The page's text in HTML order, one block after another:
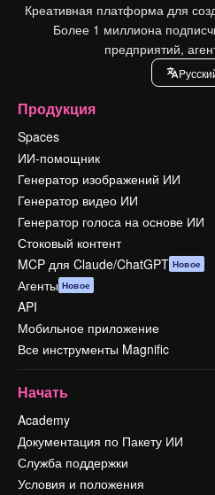
Креативная платформа для
Более 1 миллиона
предприятий,
Продукция
Spaces
ИИ-помощник
Генератор изображений ИИ
Генератор видео ИИ
Генератор голоса на основе ИИ
Стоковый контент
MCP для Claude/ChatGPT Новое
Агенты Новое
API
Мобильное приложение
Все инструменты Magnific
Начать
Academy
Документация по Пакету ИИ
Служба поддержки
Условия и положения